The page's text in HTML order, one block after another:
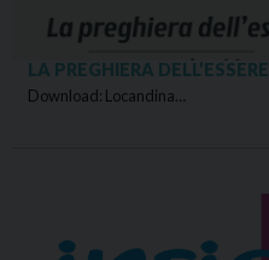
LA PREGHIERA DELL’ESSERE
Download: Locandina…